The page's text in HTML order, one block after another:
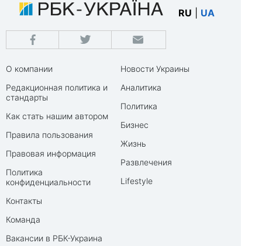
RU UA
О компании
Редакционная политика и
стандарты
Как стать нашим автором
Правила пользования
Правовая информация
Политика
конфиденциальности
Контакты
Команда
Вакансии в РБК-Украина
Новости Украины
Аналитика
Политика
Бизнес
Жизнь
Развлечения
Lifestyle